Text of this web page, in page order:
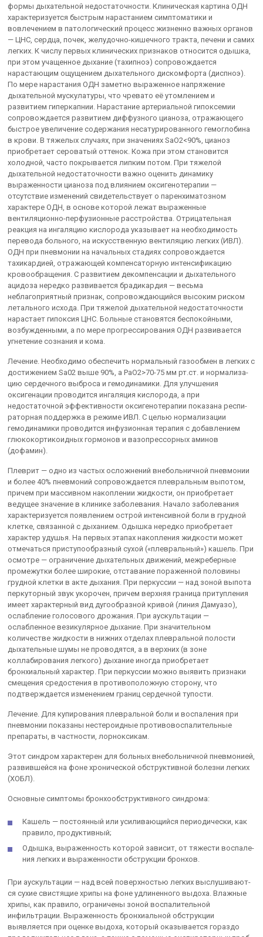
формы дыхательной не­достаточности. Клиническая картина ОДН
характеризуется быстрым нарастани­ем симптоматики и
вовлечением в патологический процесс жизненно важных органов
— ЦНС, сердца, почек, желудочно-кишечного тракта, печени и самих
легких. К числу первых клинических признаков относится одышка,
при этом учащенное дыхание (тахипноэ) сопровождается
нарастающим ощущением дыхательного дискомфорта (диспноэ).
По мере нараста­ния ОДН заметно выраженное напряжение
дыхательной мускулатуры, что чревато её утомлением и
развитием гиперкапнии. Нарастание артериальной гипоксемии
сопровождается развитием диффузного цианоза, отражающего
быстрое увеличение содержания несатурированного гемоглобина
в крови. В тяжелых случаях, при значе­ниях SaO2<90%, цианоз
приобретает сероватый оттенок. Кожа при этом становится
холодной, часто покрывается липким потом. При тяжелой
дыхательной недостаточности важно оценить динамику
выраженности цианоза под влиянием оксигенотерапии —
отсутствие изменений свиде­тельствует о паренхиматозном
характере ОДН, в основе которой лежат выраженные
вентиляционно-перфузионные расстройства. Отрица­тельная
реакция на ингаляцию кислорода указывает на необходимость
перевода больного, на искусственную вентиляцию легких (ИВЛ).
ОДН при пневмонии на начальных стадиях сопровождается
тахикардией, отра­жающей компенсаторную интенсификацию
кровообращения. С раз­витием декомпенсации и дыхательного
ацидоза нередко развивается брадикардия — весьма
неблагоприятный признак, сопровождающийся высоким риском
летального исхода. При тяжелой дыхательной недостаточности
нарастает гипоксия ЦНС. Больные становятся беспокойными,
возбужденными, а по мере прогрессирования ОДН развивается
угнетение сознания и кома.
Лечение. Необходимо обеспечить нормальный газообмен в легких с
достижением Sa02 выше 90%, а РаО2>70-75 мм рт.ст. и нормализа­
цию сердечного выброса и гемодинамики. Для улучшения
оксигенации проводится ингаляция кислорода, а при
недостаточной эффективности оксигенотерапии показана респи­
раторная поддержка в режиме ИВЛ. С целью нормализации
гемодина­мики проводится инфузионная терапия с добавлением
глюкокортикоидных гормонов и вазопрессорных аминов
(дофамин).
Плеврит — одно из частых осложнений внебольничной пневмонии
и более 40% пневмоний сопровождается плевральным выпотом,
при­чем при массивном накоплении жидкости, он приобретает
ведущее значение в клинике заболевания. Начало заболевания
характеризуется появлением острой интен­сивной боли в грудной
клетке, связанной с дыханием. Одышка неред­ко приобретает
характер удушья. На первых этапах накопления жид­кости может
отмечаться приступообразный сухой («плевральный») кашель. При
осмотре — ограничение дыхательных движений, межреберные
промежутки более широкие, отставание пораженной половины
груд­ной клетки в акте дыхания. При перкуссии — над зоной выпота
перкуторный звук укорочен, причем верхняя граница притупления
имеет характерный вид дугоо­бразной кривой (линия Дамуазо),
ослабление голосового дрожания. При аускультации —
ослабленное везикулярное дыхание. При зна­чительном
количестве жидкости в нижних отделах плевральной по­лости
дыхательные шумы не проводятся, а в верхних (в зоне
коллабирования легкого) дыхание иногда приобретает
бронхиальный харак­тер. При перкуссии можно выявить признаки
смещения средостения в противоположную сторону, что
подтверждается изменением границ сердечной тупости.
Лечение. Для купирования плевральной боли и воспаления при
пневмонии пока­заны нестероидные противовоспалительные
препараты, в частности, лорноксикам.
Этот синдром характерен для больных внебольничной пневмони­ей,
развившейся на фоне хронической обструктивной болезни легких
(ХОБЛ).
Основные симптомы бронхообструктивного синдрома:
Кашель — постоянный или усиливающийся периодически, как
правило, продуктивный;
Одышка, выраженность которой зависит, от тяжести воспале­
ния легких и выраженности обструкции бронхов.
При аускультации — над всей поверхностью легких выслушивают­
ся сухие свистящие хрипы на фоне удлиненного выдоха. Влажные
хри­пы, как правило, ограничены зоной воспалительной
инфильтрации. Выраженность бронхиальной обструкции
выявляется при оценке вы­доха, который оказывается гораздо